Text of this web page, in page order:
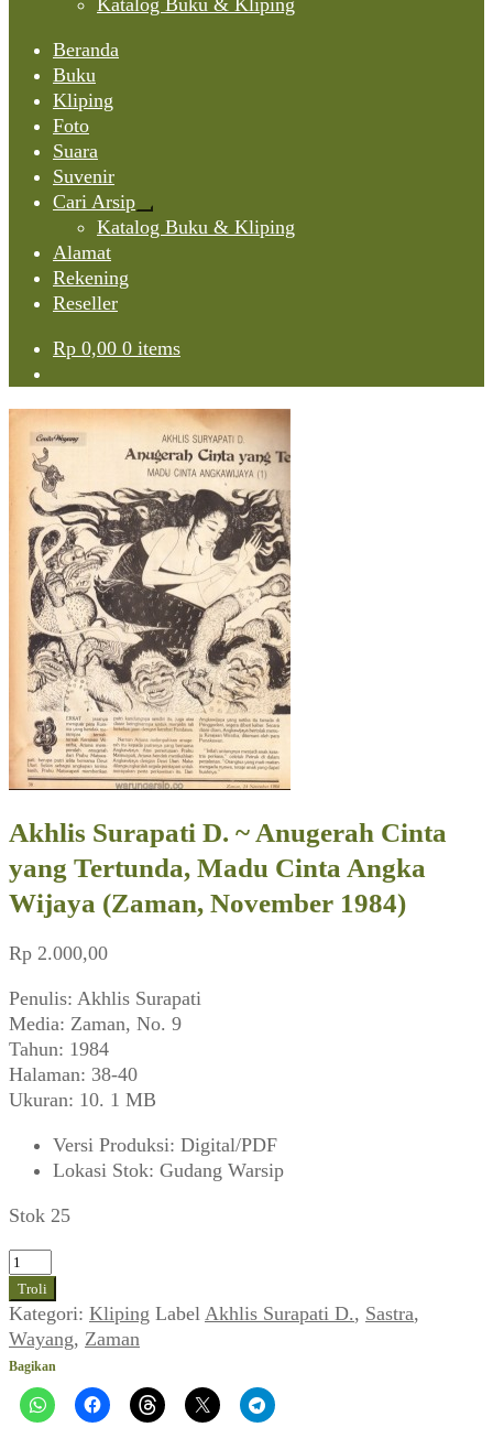
Katalog Buku & Kliping
Beranda
Buku
Kliping
Foto
Suara
Suvenir
Cari Arsip
Expand
child
Katalog Buku & Kliping
Alamat
Rekening
Reseller
Rp 0,00 0 items
Akhlis Surapati D. ~ Anugerah Cinta
yang Tertunda, Madu Cinta Angka
Wijaya (Zaman, November 1984)
Rp 2.000,00
Penulis: Akhlis Surapati
Media: Zaman, No. 9
Tahun: 1984
Halaman: 38-40
Ukuran: 10. 1 MB
Versi Produksi: Digital/PDF
Lokasi Stok: Gudang Warsip
Stok 25
Kuantitas
Akhlis
Surapati
D.
~
Anugerah
Cinta
Troli
Kategori: Kliping Label Akhlis Surapati D., Sastra,
Wayang, Zaman
Bagikan